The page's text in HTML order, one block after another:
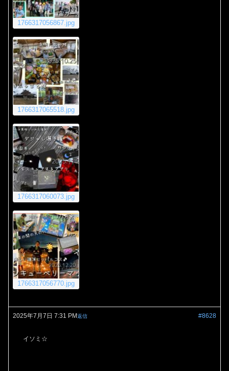
1766317056867.jpg
1766317065518.jpg
1766317060073.jpg
1766317056770.jpg
2025年7月7日 7:31 PM #8628
返信
イソミ☆